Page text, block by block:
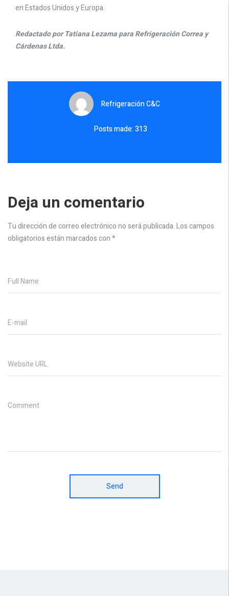
en Estados Unidos y Europa.
Redactado por Tatiana Lezama para Refrigeración Correa y
Cárdenas Ltda.
Refrigeración C&C
Posts made: 313
Deja un comentario
Tu dirección de correo electrónico no será publicada.Los campos
obligatorios están marcados con*
Full Name
E-mail
Website URL
Comment
Send